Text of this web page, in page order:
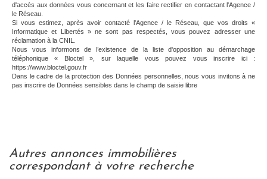
d'accès aux données vous concernant et les faire rectifier en contactant l'Agence /
le Réseau.
Si vous estimez, après avoir contacté l'Agence / le Réseau, que vos droits «
Informatique et Libertés » ne sont pas respectés, vous pouvez adresser une
réclamation à la CNIL.
Nous vous informons de l’existence de la liste d'opposition au démarchage
téléphonique « Bloctel », sur laquelle vous pouvez vous inscrire ici :
https://www.bloctel.gouv.fr
Dans le cadre de la protection des Données personnelles, nous vous invitons à ne
pas inscrire de Données sensibles dans le champ de saisie libre
autres annonces immobilières
correspondant à votre recherche